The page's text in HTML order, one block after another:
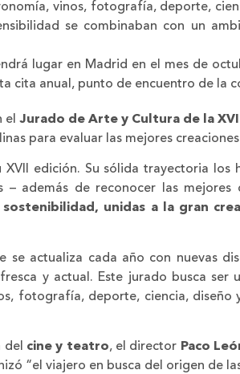
vinos, fotografía, deporte,
se combinaban con un
lugar en Madrid en el mes de
cita anual, punto de encuentro de la
el Jurado de Arte y Cultura de la
para evaluar las mejores
edición. Su sólida trayectoria
además de reconocer las mejores
unidas a la gran
actualiza cada año con nuevas
y actual. Este jurado busca
fotografía, deporte, ciencia,
del cine y teatro, el director Paco
“el viajero en busca del origen de